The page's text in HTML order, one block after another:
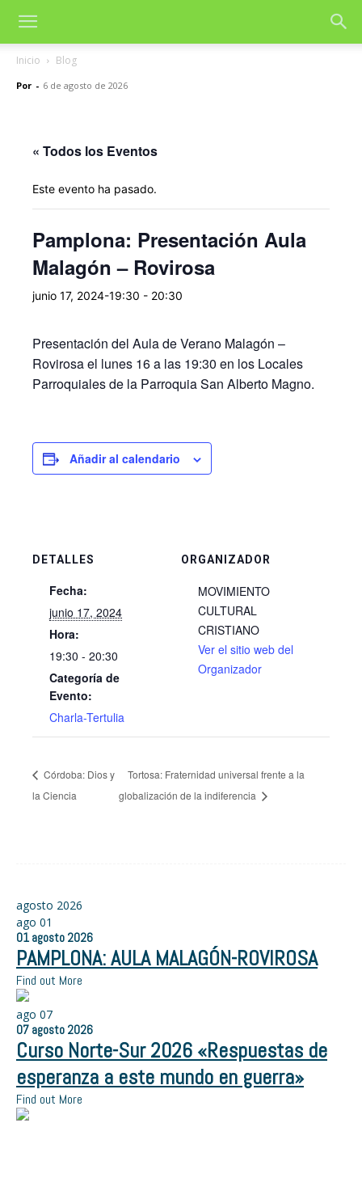
Inicio Blog
Por - 6 de agosto de 2026
« Todos los Eventos
Este evento ha pasado.
Pamplona: Presentación Aula
Malagón – Rovirosa
junio 17, 2024-19:30 - 20:30
Presentación del Aula de Verano Malagón –
Rovirosa el lunes 16 a las 19:30 en los Locales
Parroquiales de la Parroquia San Alberto Magno.
Añadir al calendario
DETALLES
Fecha:
junio 17, 2024
Hora:
19:30 - 20:30
Categoría de
Evento:
Charla-Tertulia
ORGANIZADOR
MOVIMIENTO
CULTURAL
CRISTIANO
Ver el sitio web del
Organizador
Córdoba: Dios y
la Ciencia
Tortosa: Fraternidad universal frente a la
globalización de la indiferencia
agosto 2026
ago 01
01 agosto 2026
PAMPLONA: AULA MALAGÓN-ROVIROSA
Find out More
ago 07
07 agosto 2026
Curso Norte-Sur 2026 «Respuestas de
esperanza a este mundo en guerra»
Find out More